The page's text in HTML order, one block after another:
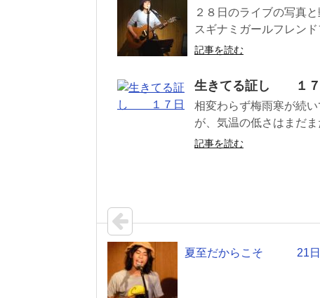
２８日のライブの写真
スギナミガールフレンド
記事を読む
生きてる証し １７
相変わらず梅雨寒が続
が、気温の低さはまだ
記事を読む
夏至だからこそ 21日